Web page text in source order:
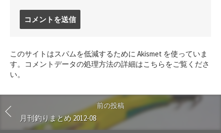
す
る
このサイトはスパムを低減するために Akismet を使っていま
す。
コメントデータの処理方法の詳細はこちらをご覧くださ
い。
前の投稿
月刊釣りまとめ 2012-08